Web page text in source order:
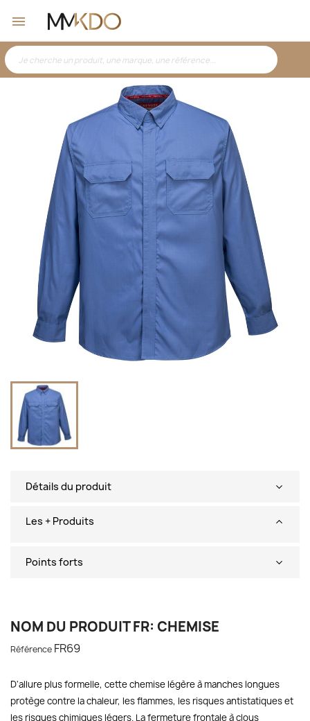
Détails du produit
Les + Produits
Points forts
NOM DU PRODUIT FR: CHEMISE
Référence FR69
D'allure plus formelle, cette chemise légère à manches longues
protège contre la chaleur, les flammes, les risques antistatiques et
les risques chimiques légers. La fermeture frontale à clous